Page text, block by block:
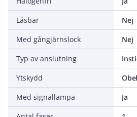
Låsbar
Nej
Med gångjärnslock
Nej
Typ av anslutning
Ytskydd
Med signallampa
Ja